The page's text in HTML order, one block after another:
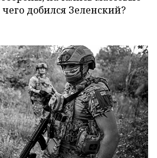
добился Зеленский?